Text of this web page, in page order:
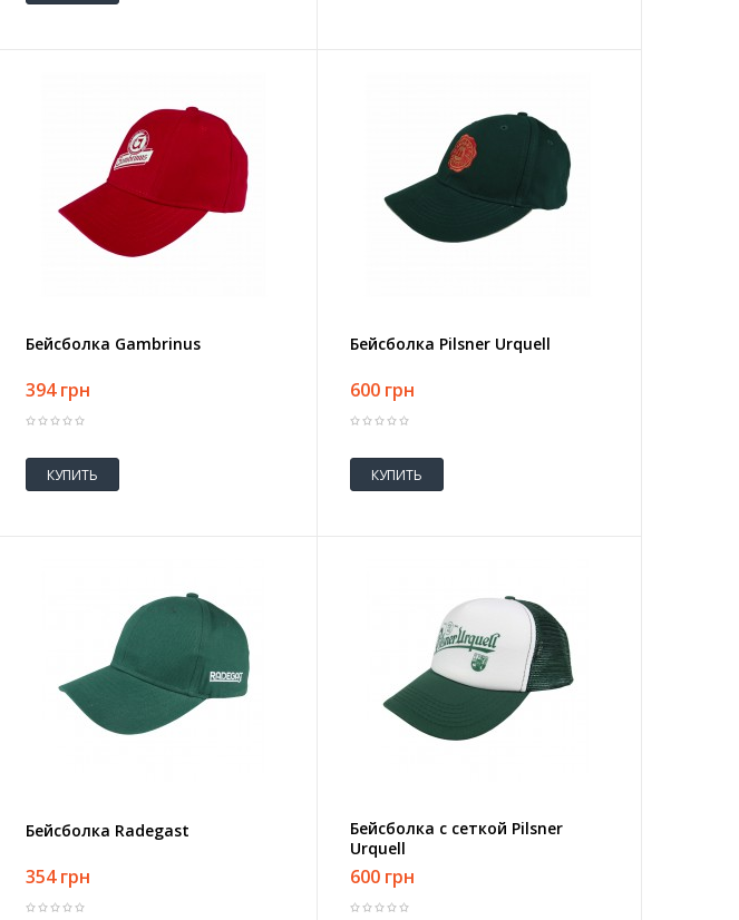
Бейсболка Gambrinus
394 грн
КУПИТЬ
Бейсболка Pilsner Urquell
600 грн
КУПИТЬ
Бейсболка Radegast
354 грн
Бейсболка с сеткой Pilsner
Urquell
600 грн